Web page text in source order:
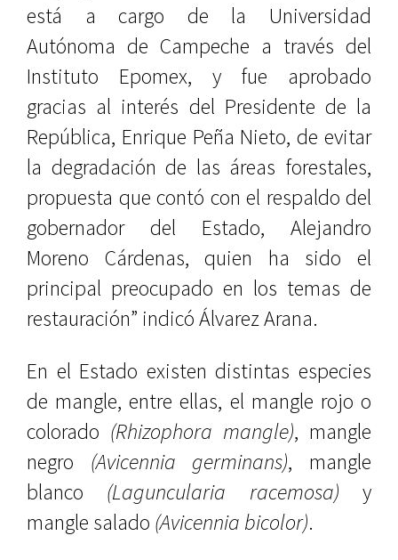
está a cargo de la Universidad
Autónoma de Campeche a través del
Instituto Epomex, y fue aprobado
gracias al interés del Presidente de la
República, Enrique Peña Nieto, de evitar
la degradación de las áreas forestales,
propuesta que contó con el respaldo del
gobernador del Estado, Alejandro
Moreno Cárdenas, quien ha sido el
principal preocupado en los temas de
restauración” indicó Álvarez Arana.
En el Estado existen distintas especies
de mangle, entre ellas, el mangle rojo o
colorado (Rhizophora mangle), mangle
negro (Avicennia germinans), mangle
blanco (Laguncularia racemosa) y
mangle salado (Avicennia bicolor).